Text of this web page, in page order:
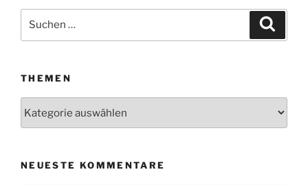
THEMEN
NEUESTE KOMMENTARE